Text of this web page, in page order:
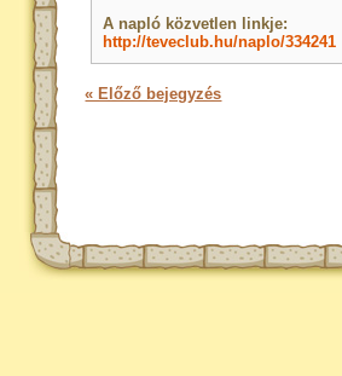
A napló közvetlen linkje:
http://teveclub.hu/naplo/334241
« Előző bejegyzés